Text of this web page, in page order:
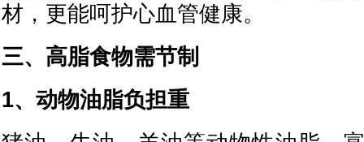
材，更能呵护心血管健康。
三、高脂食物需节制
1、动物油脂负担重